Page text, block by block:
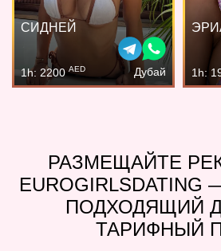
СИДНЕЙ
1h: 2200AED Дубай 1h:
РАЗМЕЩАЙТЕ
ПОДХОДЯЩИЙ
ТАРИФНЫЙ